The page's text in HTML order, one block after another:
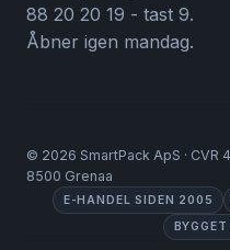
88 20 20 19 - tast 9.
Åbner igen mandag.
© 2026 SmartPack ApS ·
8500 Grenaa
E-HANDEL SIDEN 2005